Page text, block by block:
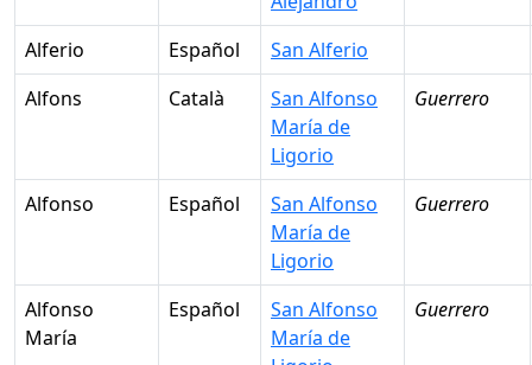
Alferio
Español
San Alferio
Alfons
Català
San Alfonso
María de
Ligorio
Guerrero
Alfonso Español
San Alfonso
María de
Ligorio
Guerrero
Alfonso
María
Español
San Alfonso
María de
Guerrero